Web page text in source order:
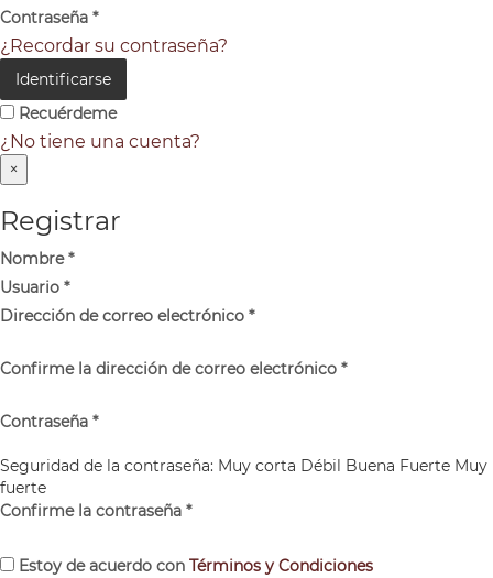
Contraseña *
¿Recordar su contraseña?
Identificarse
Recuérdeme
¿No tiene una cuenta?
×
Registrar
Nombre*
Usuario *
Dirección de correo electrónico *
Confirme la dirección de correo electrónico *
Contraseña *
Seguridad de la contraseña: Muy corta Débil Buena Fuerte Muy
fuerte
Confirme la contraseña *
Estoy de acuerdo con Términos y Condiciones